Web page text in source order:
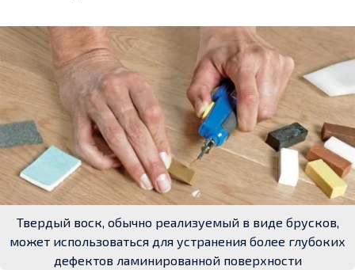
Твердый воск, обычно реализуемый в виде брусков,
может использоваться для устранения более глубоких
дефектов ламинированной поверхности